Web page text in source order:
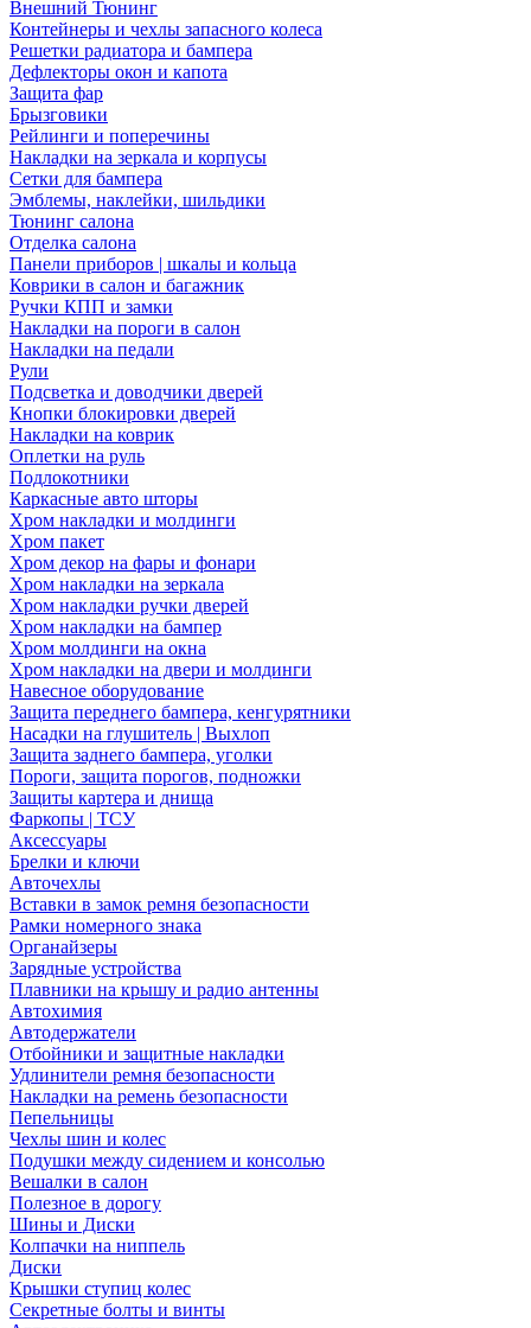
Внешний Тюнинг
Контейнеры и чехлы запасного колеса
Решетки радиатора и бампера
Дефлекторы окон и капота
Защита фар
Брызговики
Рейлинги и поперечины
Накладки на зеркала и корпусы
Сетки для бампера
Эмблемы, наклейки, шильдики
Тюнинг салона
Отделка салона
Панели приборов | шкалы и кольца
Коврики в салон и багажник
Ручки КПП и замки
Накладки на пороги в салон
Накладки на педали
Рули
Подсветка и доводчики дверей
Кнопки блокировки дверей
Накладки на коврик
Оплетки на руль
Подлокотники
Каркасные авто шторы
Хром накладки и молдинги
Хром пакет
Хром декор на фары и фонари
Хром накладки на зеркала
Хром накладки ручки дверей
Хром накладки на бампер
Хром молдинги на окна
Хром накладки на двери и молдинги
Навесное оборудование
Защита переднего бампера, кенгурятники
Насадки на глушитель | Выхлоп
Защита заднего бампера, уголки
Пороги, защита порогов, подножки
Защиты картера и днища
Фаркопы | ТСУ
Аксессуары
Брелки и ключи
Авточехлы
Вставки в замок ремня безопасности
Рамки номерного знака
Органайзеры
Зарядные устройства
Плавники на крышу и радио антенны
Автохимия
Автодержатели
Отбойники и защитные накладки
Удлинители ремня безопасности
Накладки на ремень безопасности
Пепельницы
Чехлы шин и колес
Подушки между сидением и консолью
Вешалки в салон
Полезное в дорогу
Шины и Диски
Колпачки на ниппель
Диски
Крышки ступиц колес
Секретные болты и винты